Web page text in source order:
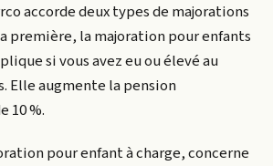
accorde deux types de majorations
première, la majoration pour enfants
si vous avez eu ou élevé au
Elle augmente la pension
10 %.
pour enfant à charge, concerne